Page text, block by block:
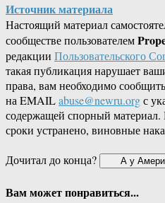
Источник материала
Настоящий материал
сообществе пользователем
редакции Пользовательского
такая публикация нарушает
права, вам необходимо
на EMAILabuse@newru.orgс
содержащей спорный
сроки устранено, виновные
Дочитал до конца?
Вам может понравиться...